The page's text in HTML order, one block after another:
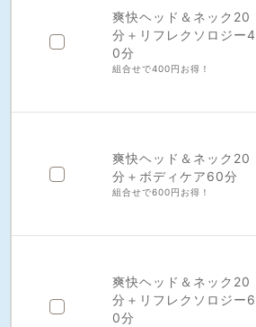
爽快ヘッド＆ネック20
分＋リフレクソロジー4
0分
組合せで400円お得！
爽快ヘッド＆ネック20
分＋ボディケア60分
組合せで600円お得！
爽快ヘッド＆ネック20
分＋リフレクソロジー6
0分